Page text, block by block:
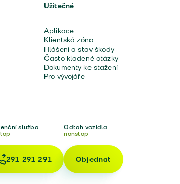
Užitečné
Aplikace
Klientská zóna
Hlášení a stav škody
Často kladené otázky
Dokumenty ke stažení
Pro vývojáře
služba
291 291 291
Odtah vozidla
nonstop
Objednat